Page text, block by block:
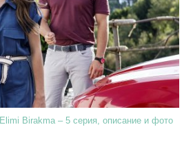
Birakma – 5 серия, описание и фото